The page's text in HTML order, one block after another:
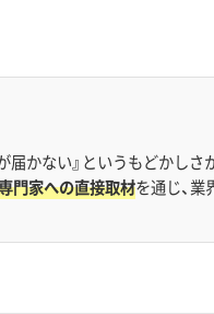
かない』というもどかしさ
門家への直接取材を通じ、